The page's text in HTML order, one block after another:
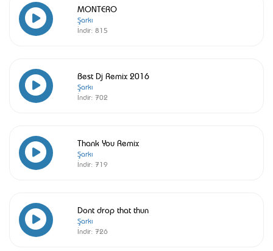
MONTERO
Şarkı
İndir: 815
Best Dj Remix 2016
Şarkı
İndir: 702
Thank You Remix
Şarkı
İndir: 719
Dont drop that thun
Şarkı
İndir: 726